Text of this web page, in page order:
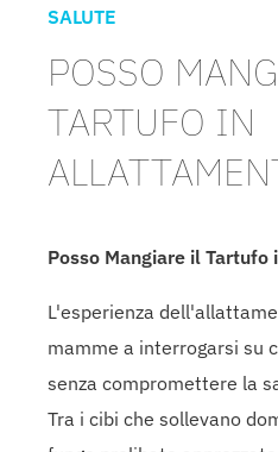
SALUTE
POSSO
TARTUFO IN
Posso Mangiare il
L'esperienza
mamme a interrogarsi su
senza compromettere la
Tra i cibi che sollevano